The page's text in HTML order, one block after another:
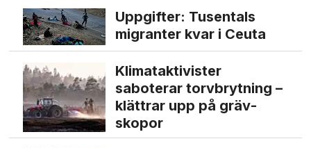
Uppgifter: Tusentals
migranter kvar i Ceuta
Klimat­aktivister
saboterar torv­brytning –
klättrar upp på gräv­
skopor